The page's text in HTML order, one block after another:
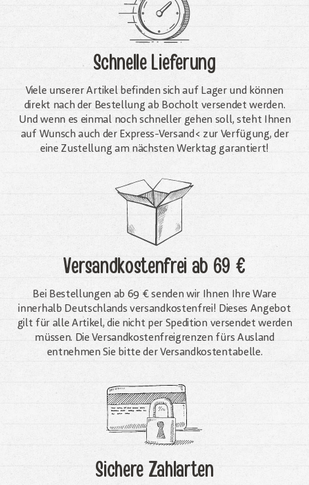
Schnelle Lieferung
Viele unserer Artikel befinden sich auf Lager und können
direkt nach der Bestellung ab Bocholt versendet werden.
Und wenn es einmal noch schneller gehen soll, steht Ihnen
auf Wunsch auch der Express-Versand< zur Verfügung, der
eine Zustellung am nächsten Werktag garantiert!
Versandkostenfreiab 69 €
Bei Bestellungen ab 69 € senden wir Ihnen Ihre Ware
innerhalb Deutschlands versandkostenfrei! Dieses Angebot
gilt für alle Artikel, die nicht per Spedition versendet werden
müssen. Die Versandkosten­freigrenzen fürs Ausland
entnehmen Sie bitte der Versandkostentabelle.
Sichere Zahlarten